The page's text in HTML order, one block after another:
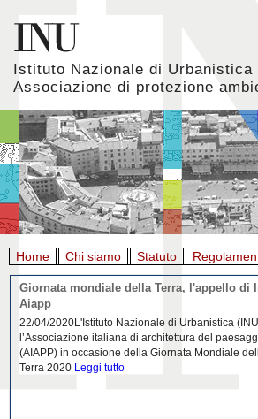
Istituto Nazionale di Urbanistica
Associazione di protezione
Home Chi siamo Statuto
Giornata mondiale della Terra, l'appello di
Aiapp
22/04/2020L'Istituto Nazionale di Urbanistica
l’Associazione italiana di architettura del
(AIAPP) in occasione della Giornata Mondiale
Terra 2020 Leggi tutto